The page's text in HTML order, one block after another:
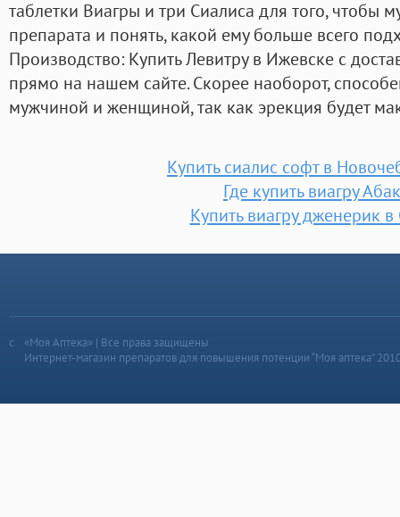
таблетки Виагры и три Сиалиса для того, чтобы
препарата и понять, какой ему больше всего
Производство: Купить Левитру в Ижевске с
прямо на нашем сайте. Скорее наоборот,
мужчиной и женщиной, так как эрекция будет
Купить сиалис софт в
Где купить виагру
Купить виагру дженерик в
«Моя Аптека» | Все права защищены
Интернет-магазин препаратов для повышения потенции “Моя аптека”